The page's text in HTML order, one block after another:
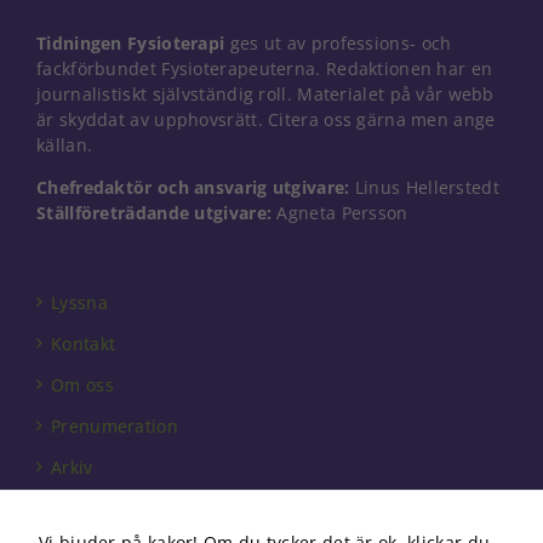
Tidningen Fysioterapi ges ut av professions- och
fackförbundet Fysioterapeuterna. Redaktionen har en
journalistiskt självständig roll. Materialet på vår webb
är skyddat av upphovsrätt. Citera oss gärna men ange
källan.
Chefredaktör och ansvarig utgivare: Linus Hellerstedt
Ställföreträdande utgivare: Agneta Persson
Lyssna
Kontakt
Om oss
Prenumeration
Arkiv
Upplevelse
För att vår
prestera så
bra som
möjligt under
Genom att dela